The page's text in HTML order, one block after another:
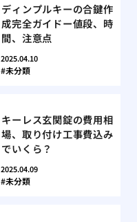
ディンプルキーの合鍵作
成完全ガイドー値段、時
間、注意点
2025.04.10
未分類
キーレス玄関錠の費用相
場、取り付け工事費込み
でいくら？
2025.04.09
未分類